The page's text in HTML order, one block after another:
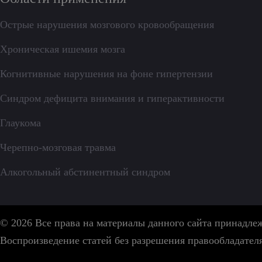
Острые нарушения мозгового кровообращения
Хроническая ишемия мозга
Когнитивные нарушения на фоне гипертензии
Синдром дефицита внимания и гиперактивности
Глаукома
Черепно-мозговая травма
Алкогольный абстинентный синдром
© 2026 Все права на материалы данного сайта
Воспроизведение статей без разрешения